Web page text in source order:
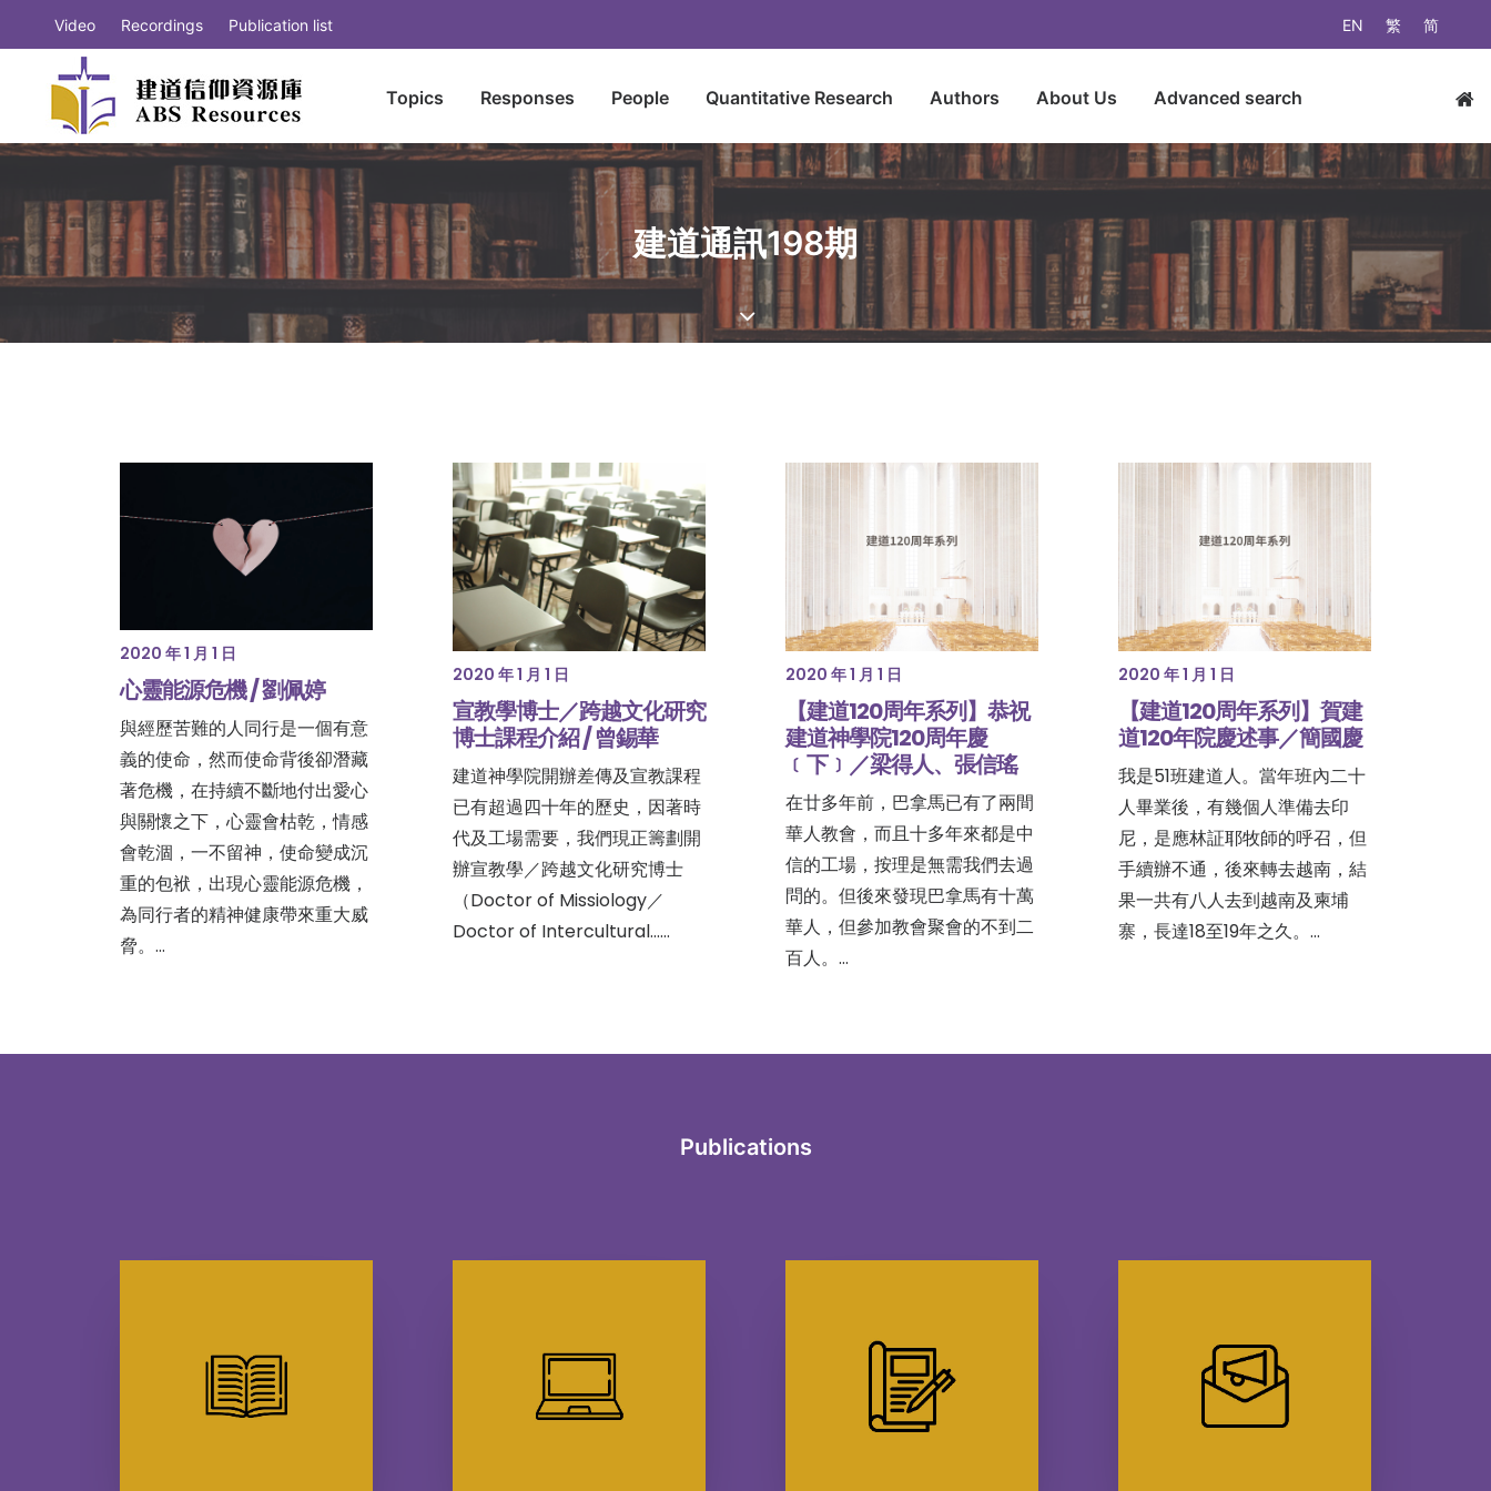
EN 繁 简
Video Recordings Publication list
Topics Responses People Quantitative Research Authors About Us Advanced search
建道通訊198期
2020 年 1 月 1 日
心靈能源危機 / 劉佩婷
與經歷苦難的人同行是一個有意
義的使命，然而使命背後卻潛藏
著危機，在持續不斷地付出愛心
與關懷之下，心靈會枯乾，情感
會乾涸，一不留神，使命變成沉
重的包袱，出現心靈能源危機，
為同行者的精神健康帶來重大威
脅。…
2020 年 1 月 1 日
宣教學博士／跨越文化研究
博士課程介紹 / 曾錫華
建道神學院開辦差傳及宣教課程
已有超過四十年的歷史，因著時
代及工場需要，我們現正籌劃開
辦宣教學／跨越文化研究博士
（Doctor of Missiology／
Doctor of Intercultural……
2020 年 1 月 1 日
【建道120周年系列】恭祝
建道神學院120周年慶
﹝下﹞／梁得人、張信瑤
在廿多年前，巴拿馬已有了兩間
華人教會，而且十多年來都是中
信的工場，按理是無需我們去過
問的。但後來發現巴拿馬有十萬
華人，但參加教會聚會的不到二
百人。…
2020 年 1 月 1 日
【建道120周年系列】賀建
道120年院慶述事／簡國慶
我是51班建道人。當年班內二十
人畢業後，有幾個人準備去印
尼，是應林証耶牧師的呼召，但
手續辦不通，後來轉去越南，結
果一共有八人去到越南及柬埔
寨，長達18至19年之久。…
Publications